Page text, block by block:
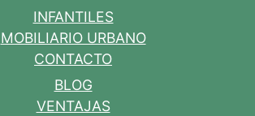
INFANTILES
MOBILIARIO URBANO
CONTACTO
BLOG
VENTAJAS